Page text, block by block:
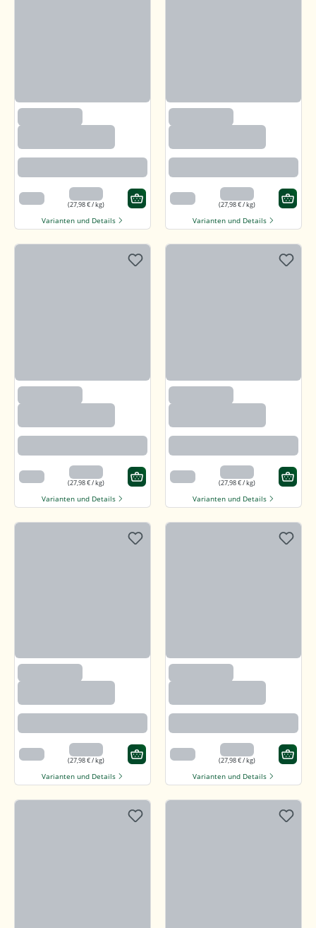
Callunaheidehonig
500 g 13,99 €
(27,98 € / kg)
Varianten und Details
Callunaheidehonig
500 g 13,99 €
(27,98 € / kg)
Varianten und Details
Callunaheidehonig
500 g 13,99 €
(27,98 € / kg)
Varianten und Details
Callunaheidehonig
500 g 13,99 €
(27,98 € / kg)
Varianten und Details
Callunaheidehonig
500 g 13,99 €
(27,98 € / kg)
Varianten und Details
Callunaheidehonig
500 g 13,99 €
(27,98 € / kg)
Varianten und Details